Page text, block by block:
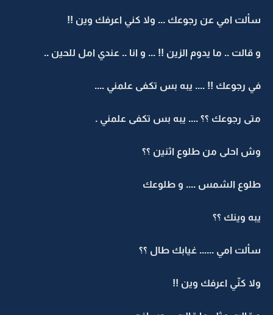
سألت امي عن رجوعك ... ولا كني اعرفك وين !!
و قالت .. ما يدوم الزين !! ... و انا .. عندي امل للحين ..
في رجوعك !! .... يبه بس تكفى علمني ....
متى رجوعك ؟؟ .... يبه بس تكفى علمني .
وش احلى من طلوع اثنين ؟؟
طلوع الشمس .... و طلوعك
يبه وينك ؟؟
سألت امي ...... غيابك طال ؟؟
ولا كنّي اعرفك وين !!